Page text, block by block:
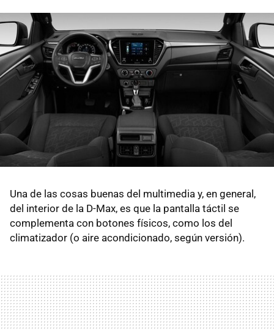
Una de las cosas buenas del multimedia y, en general,
del interior de la D-Max, es que la pantalla táctil se
complementa con botones físicos, como los del
climatizador (o aire acondicionado, según versión).